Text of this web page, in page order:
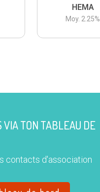
HEMA
Moy. 2.25%
VIA TON TABLEAU DE
contacts d'association